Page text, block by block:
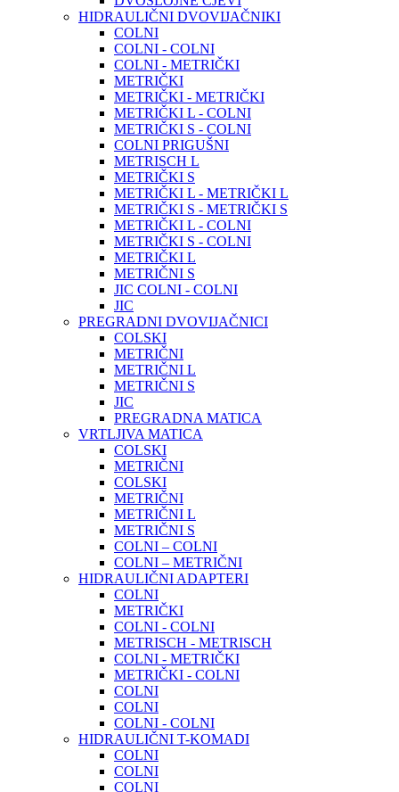
HIDRAULIČNI DVOVIJAČNIKI
COLNI
COLNI - COLNI
COLNI - METRIČKI
METRIČKI
METRIČKI - METRIČKI
METRIČKI L - COLNI
METRIČKI S - COLNI
COLNI PRIGUŠNI
METRISCH L
METRIČKI S
METRIČKI L - METRIČKI L
METRIČKI S - METRIČKI S
METRIČKI L - COLNI
METRIČKI S - COLNI
METRIČKI L
METRIČNI S
JIC COLNI - COLNI
JIC
PREGRADNI DVOVIJAČNICI
COLSKI
METRIČNI
METRIČNI L
METRIČNI S
JIC
PREGRADNA MATICA
VRTLJIVA MATICA
COLSKI
METRIČNI
COLSKI
METRIČNI
METRIČNI L
METRIČNI S
COLNI – COLNI
COLNI – METRIČNI
HIDRAULIČNI ADAPTERI
COLNI
METRIČKI
COLNI - COLNI
METRISCH - METRISCH
COLNI - METRIČKI
METRIČKI - COLNI
COLNI
COLNI
COLNI - COLNI
HIDRAULIČNI T-KOMADI
COLNI
COLNI
COLNI